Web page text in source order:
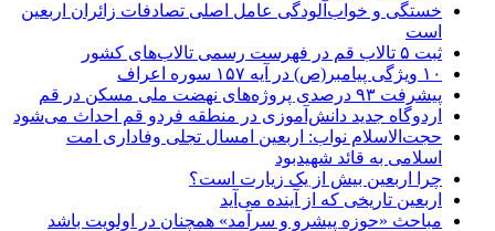
خستگی و خواب‌آلودگی عامل اصلی تصادفات زائران اربعین
است
ثبت ۵ تالاب قم در فهرست رسمی تالاب‌های کشور
۱۰ ویژگی پیامبر(ص) در آیه ۱۵۷ سوره اعراف
پیشرفت ۹۳ درصدی پروژه‌های نهضت ملی مسکن در قم
اردوگاه جدید دانش‌آموزی در منطقه فردو قم احداث می‌شود
حجت‌الاسلام نواب: اربعین امسال تجلی وفاداری امت
اسلامی به قائد شهیدبود
چرا اربعین بیش از یک زیارت است؟
اربعین تاریخی که از آینده می‌آید
مباحث «حوزه پیشرو و سرآمد» همچنان در اولویت باشد